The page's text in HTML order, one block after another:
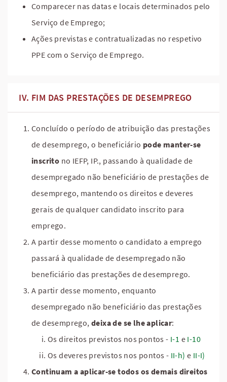
Comparecer nas datas e locais determinados pelo
Serviço de Emprego;
Ações previstas e contratualizadas no respetivo
PPE com o Serviço de Emprego.
FIM DAS PRESTAÇÕES DE DESEMPREGO
Concluído o período de atribuição das prestações
de desemprego, o beneficiário pode manter-se
inscrito no IEFP, IP., passando à qualidade de
desempregado não beneficiário de prestações de
desemprego, mantendo os direitos e deveres
gerais de qualquer candidato inscrito para
emprego.
A partir desse momento o candidato a emprego
passará à qualidade de desempregado não
beneficiário das prestações de desemprego.
A partir desse momento, enquanto
desempregado não beneficiário das prestações
de desemprego,deixa de se lhe aplicar:
Os direitos previstos nos pontos - I-1 e I-10
Os deveres previstos nos pontos - II-h) e II-I)
Continuam a aplicar-se todos os demais direitos